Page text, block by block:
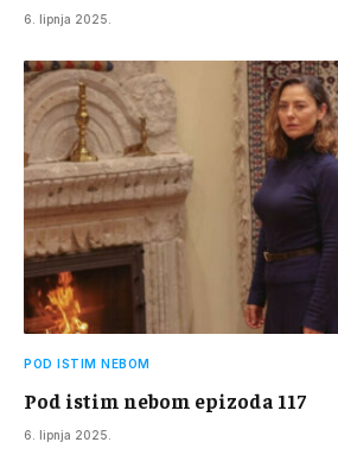
6. lipnja 2025.
POD ISTIM NEBOM
Pod istim nebom epizoda 117
6. lipnja 2025.